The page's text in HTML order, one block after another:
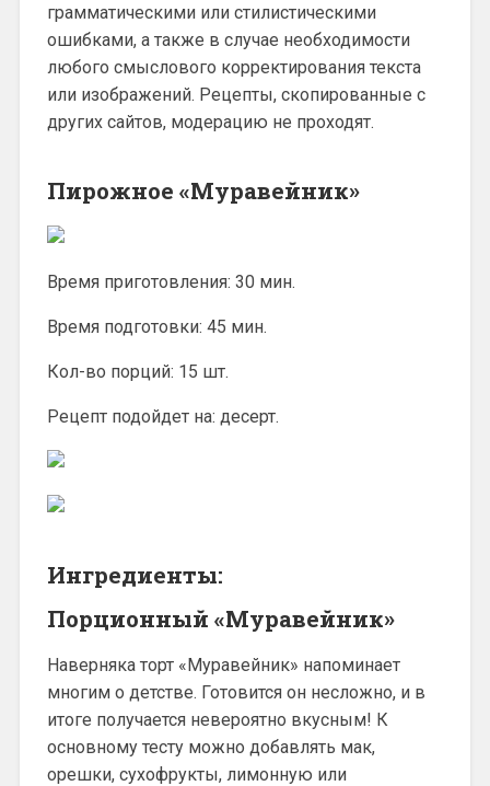
грамматическими или стилистическими
ошибками, а также в случае необходимости
любого смыслового корректирования текста
или изображений. Рецепты, скопированные с
других сайтов, модерацию не проходят.
Пирожное «Муравейник»
Время приготовления: 30 мин.
Время подготовки: 45 мин.
Кол-во порций: 15 шт.
Рецепт подойдет на: десерт.
Ингредиенты:
Порционный «Муравейник»
Наверняка торт «Муравейник» напоминает
многим о детстве. Готовится он несложно, и в
итоге получается невероятно вкусным! К
основному тесту можно добавлять мак,
орешки, сухофрукты, лимонную или